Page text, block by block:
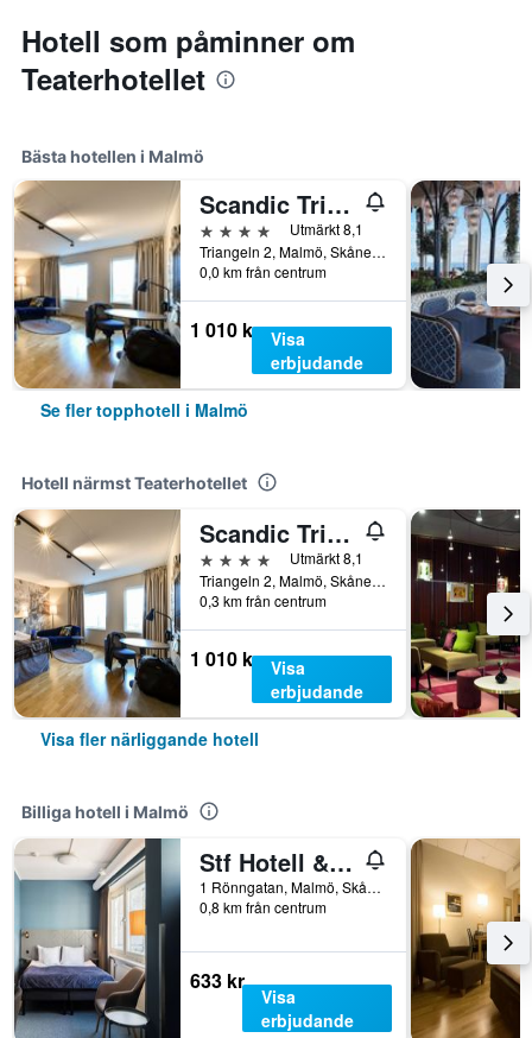
Hotell som påminner om
Teaterhotellet
Bästa hotellen i Malmö
Scandic Triangeln
4 stjärnor
Utmärkt 8,1
Triangeln 2, Malmö, Skåne län, Sverige
0,0 km från centrum
1 010 kr Visa
erbjudande
Se fler topphotell i Malmö
Hotell närmst Teaterhotellet
Scandic Triangeln
4 stjärnor
Utmärkt 8,1
Triangeln 2, Malmö, Skåne län, Sverige
0,3 km från centrum
1 010 kr Visa
erbjudande
Visa fler närliggande hotell
Billiga hotell i Malmö
Stf Hotell & Vandrarhem Malmö City
1 Rönngatan, Malmö, Skåne län, Sverige
0,8 km från centrum
633 kr
Visa
erbjudande